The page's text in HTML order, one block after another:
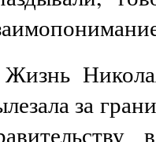
Жизнь
за